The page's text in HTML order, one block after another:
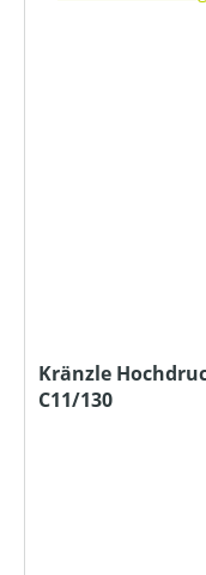
Kränzle
C11/130